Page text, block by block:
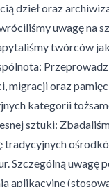
dzieł oraz
uwagę na
twórców
migracji oraz
kategorii
sztuki:
Szczególną
aplikacyjne